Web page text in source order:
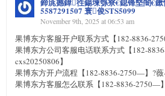
5587291507 寰俊STS5099
November 9th, 2025 at 06:53 am
果博东方客服开户联系方式【182-8836-
果博东方公司客服电话联系方式【182-
cxs20250806】
果博东方开户流程【182-8836-2750—】?薇-
果博东方客服怎么联系【182-8836-2750—